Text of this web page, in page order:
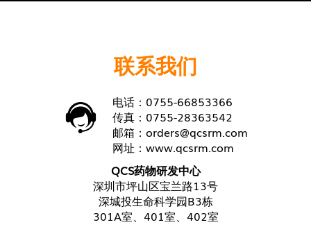
联系我们
电话：0755-66853366
传真：0755-28363542
邮箱： orders@qcsrm.com
网址： www.qcsrm.com
QCS药物研发中心
深圳市坪山区宝兰路13号
深城投生命科学园B3栋
301A室、401室、402室